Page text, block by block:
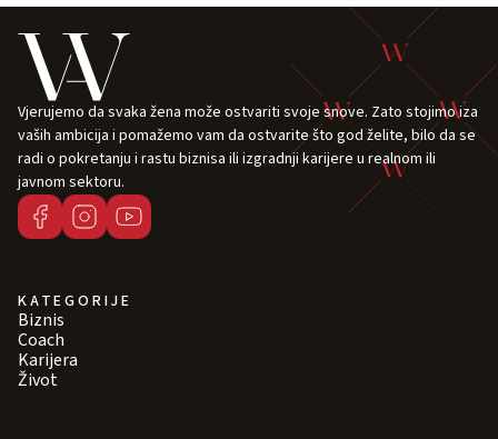
Vjerujemo da svaka žena može ostvariti svoje snove. Zato stojimo iza
vaših ambicija i pomažemo vam da ostvarite što god želite, bilo da se
radi o pokretanju i rastu biznisa ili izgradnji karijere u realnom ili
javnom sektoru.
KATEGORIJE
Biznis
Coach
Karijera
Život